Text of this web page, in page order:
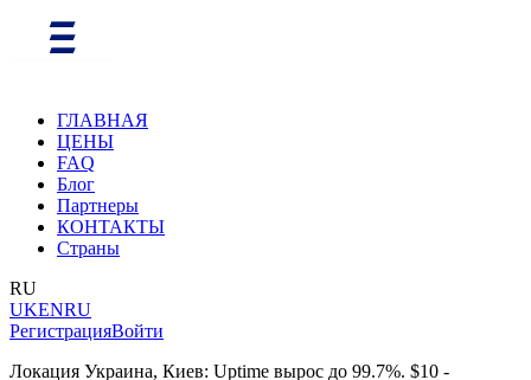
ГЛАВНАЯ
ЦЕНЫ
FAQ
Блог
Партнеры
КОНТАКТЫ
Страны
RU
UKENRU
РегистрацияВойти
Локация Украина, Киев: Uptime вырос до 99.7%. $10 -